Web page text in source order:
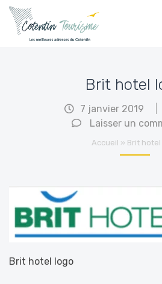
Brit hotel
7 janvier 2019
Laisser un
Accueil » Brit hotel
Brit hotel logo